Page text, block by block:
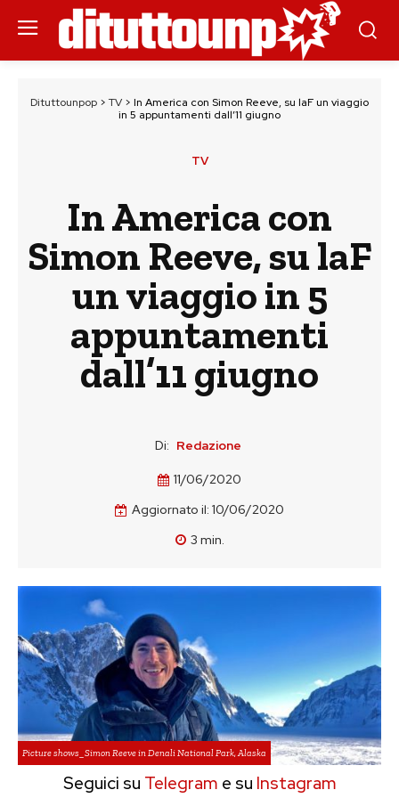
Dituttounpop > TV > In America con Simon Reeve, su laF un viaggio
in 5 appuntamenti dall’11 giugno
TV
In America con
Simon Reeve, su laF
un viaggio in 5
appuntamenti
dall’11 giugno
Di: Redazione
11/06/2020
Aggiornato il: 10/06/2020
3 min.
Picture shows_Simon Reeve in Denali National Park, Alaska
Seguici su Telegram e su Instagram